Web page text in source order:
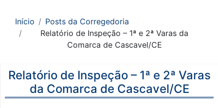
Início
Posts da Corregedoria
Relatório de Inspeção – 1ª e 2ª Varas da
Comarca de Cascavel/CE
Relatório de Inspeção – 1ª e 2ª Varas
da Comarca de Cascavel/CE